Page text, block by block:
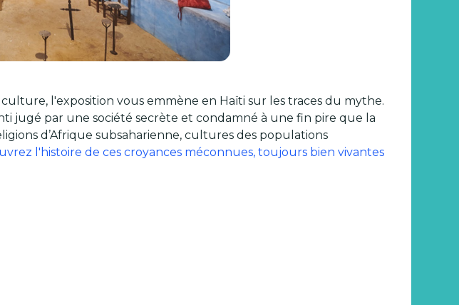
l'exposition vous emmène en Haïti sur les traces du mythe.
jugé par une société secrète et condamné à une fin pire que la
d’Afrique subsaharienne, cultures des populations
l'histoire de ces croyances méconnues, toujours bien vivantes